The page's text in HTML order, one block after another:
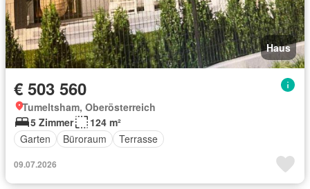
Haus
€ 503 560
Tumeltsham, Oberösterreich
5 Zimmer
124 m²
Garten
Büroraum Terrasse
09.07.2026